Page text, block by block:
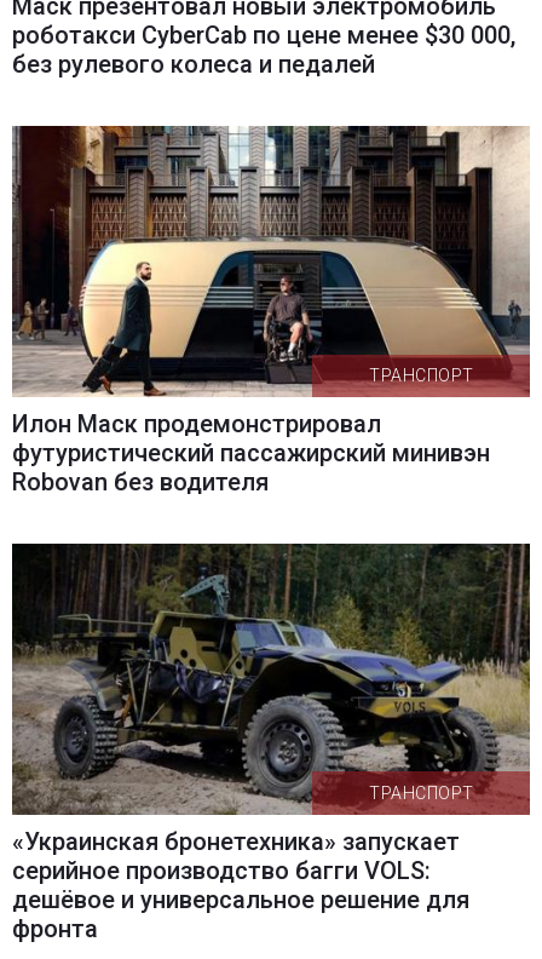
Маск презентовал новый электромобиль
роботакси CyberCab по цене менее $30 000,
без рулевого колеса и педалей
ТРАНСПОРТ
Илон Маск продемонстрировал
футуристический пассажирский минивэн
Robovan без водителя
ТРАНСПОРТ
«Украинская бронетехника» запускает
серийное производство багги VOLS:
дешёвое и универсальное решение для
фронта